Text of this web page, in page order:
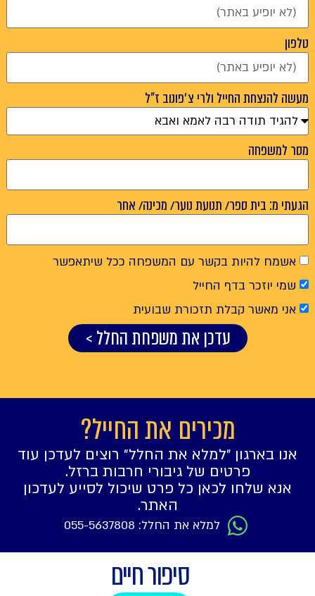
החייל ולרי צ׳פונוב ז"ל
בית ספר/ תנועת נוער/ מכינה/ אחר
להיות בקשר עם המשפחה ככל שיתאפשר
בדף החייל
קבלת תזכורת שבועית
עדכן את משפחת החלל >
מכירים את החייל?
״למלא את החלל״ רוצים לעדכן עוד
פרטים של גיבורי חרבות ברזל.
שלחו לכאן כל פרט שיכול לסייע לעדכון
למלא את החלל: 055-5637808
סיפור חיים